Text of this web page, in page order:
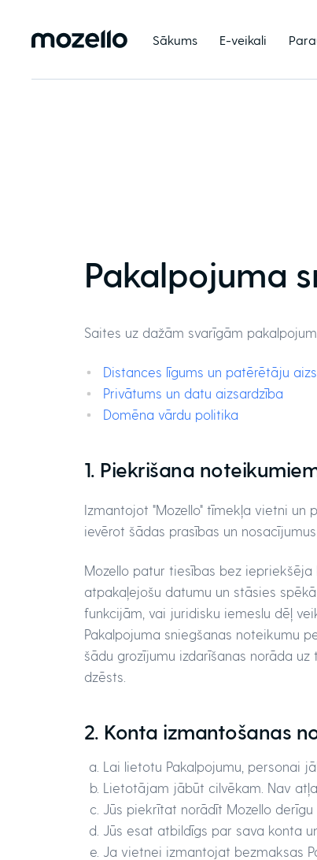
Sākums E-veikali
Pakalpojuma
Saites uz dažām svarīgām
Distances līgums un patērētāju
Privātums un datu aizsardzība
Domēna vārdu politika
1. Piekrišana
Izmantojot "Mozello" tīmekļa vietni un
ievērot šādas prasības un
Mozello patur tiesības bez
atpakaļejošu datumu un stāsies
funkcijām, vai juridisku iemeslu dēļ
Pakalpojuma sniegšanas noteikumu
šādu grozījumu izdarīšanas norāda
dzēsts.
2. Konta izmantošanas
Lai lietotu Pakalpojumu, personai
Lietotājam jābūt cilvēkam. Nav
Jūs piekrītat norādīt Mozello
Jūs esat atbildīgs par sava konta
Ja vietnei izmantojat bezmaksas